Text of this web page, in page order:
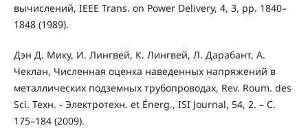
вычислений, IEEE Trans. on Power Delivery, 4, 3, pp. 1840–
1848 (1989).
Дэн Д. Мику, И. Лингвей, К. Лингвей, Л. Дарабант, А.
Чеклан, Численная оценка наведенных напряжений в
металлических подземных трубопроводах, Rev. Roum. des
Sci. Техн. - Электротехн. et Énerg., ISI Journal, 54, 2. – C.
175–184 (2009).